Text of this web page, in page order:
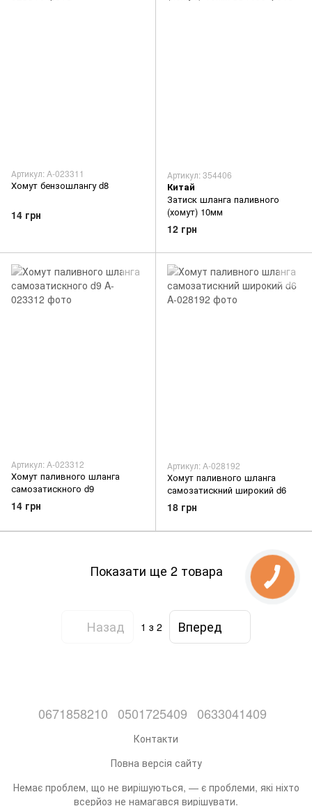
Артикул: A-023311
Хомут бензошлангу d8
14 грн
Артикул: 354406
Китай
Затиск шланга паливного
(хомут) 10мм
12 грн
Артикул: A-023312
Хомут паливного шланга
самозатискного d9
14 грн
Артикул: A-028192
Хомут паливного шланга
самозатискний широкий d6
18 грн
Показати ще 2 товара
Назад 1 з 2 Вперед
0671858210 0501725409 0633041409
Контакти
Повна версія сайту
Немає проблем, що не вирішуються, — є проблеми, які ніхто
всерйоз не намагався вирішувати.